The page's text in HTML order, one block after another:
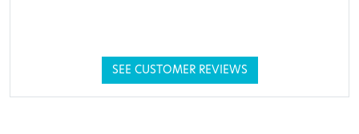
SEE CUSTOMER REVIEWS